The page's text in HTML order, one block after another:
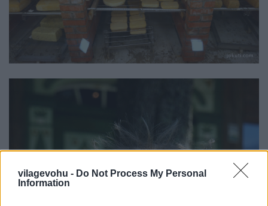
vilagevohu - Do Not Process My Personal
Information